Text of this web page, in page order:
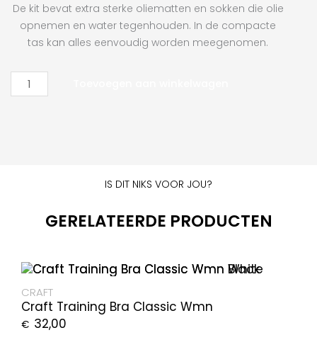
De kit bevat extra sterke oliematten en sokken die olie
opnemen en water tegenhouden. In de compacte
tas kan alles eenvoudig worden meegenomen.
Portwest
Oil
IS DIT NIKS VOOR JOU?
GERELATEERDE PRODUCTEN
CRAFT
Craft Training Bra Classic Wmn
€ 32,00